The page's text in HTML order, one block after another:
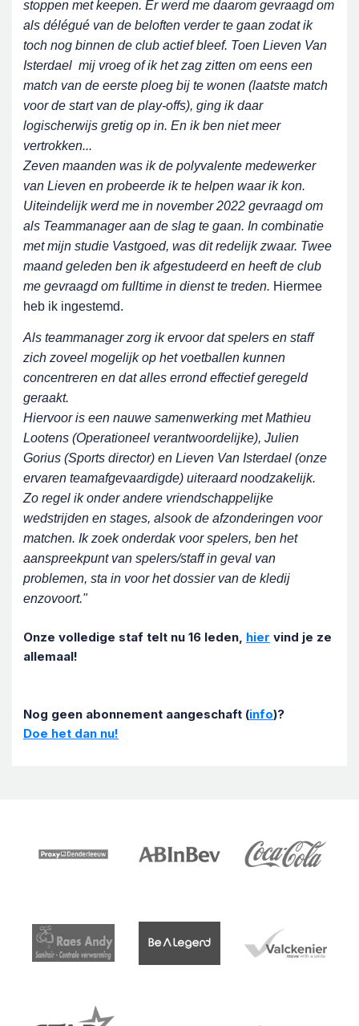
stoppen met keepen. Er werd me daarom gevraagd om
als délégué van de beloften verder te gaan zodat ik
toch nog binnen de club actief bleef. Toen Lieven Van
Isterdael mij vroeg of ik het zag zitten om eens een
match van de eerste ploeg bij te wonen (laatste match
voor de start van de play-offs), ging ik daar
logischerwijs gretig op in. En ik ben niet meer
vertrokken...
Zeven maanden was ik de polyvalente medewerker
van Lieven en probeerde ik te helpen waar ik kon.
Uiteindelijk werd me in november 2022 gevraagd om
als Teammanager aan de slag te gaan. In combinatie
met mijn studie Vastgoed, was dit redelijk zwaar. Twee
maand geleden ben ik afgestudeerd en heeft de club
me gevraagd om fulltime in dienst te treden. Hiermee
heb ik ingestemd.
Als teammanager zorg ik ervoor dat spelers en staff
zich zoveel mogelijk op het voetballen kunnen
concentreren en dat alles errond effectief geregeld
geraakt.
Hiervoor is een nauwe samenwerking met Mathieu
Lootens (Operationeel verantwoordelijke), Julien
Gorius (Sports director) en Lieven Van Isterdael (onze
ervaren teamafgevaardigde) uiteraard noodzakelijk.
Zo regel ik onder andere vriendschappelijke
wedstrijden en stages, alsook de afzonderingen voor
matchen. Ik zoek onderdak voor spelers, ben het
aanspreekpunt van spelers/staff in geval van
problemen, sta in voor het dossier van de kledij
enzovoort."
Onze volledige staf telt nu 16 leden, hier vind je ze
allemaal!
Nog geen abonnement aangeschaft (info)?
Doe het dan nu!